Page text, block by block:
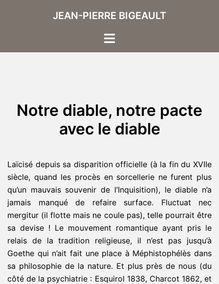
JEAN-PIERRE BIGEAULT
Ouvrir/fermer
Notre diable, notre pacte
avec le diable
Laïcisé depuis sa disparition officielle (à la fin du XVIIe
siècle, quand les procès en sorcellerie ne furent plus
qu’un mauvais souvenir de l’Inquisition), le diable n’a
jamais manqué de refaire surface. Fluctuat nec
mergitur (il flotte mais ne coule pas), telle pourrait être
sa devise ! Le mouvement romantique ayant pris le
relais de la tradition religieuse, il n’est pas jusqu’à
Goethe qui n’ait fait une place à Méphistophélès dans
sa philosophie de la nature. Et plus près de nous (du
côté de la psychiatrie : Esquirol 1838, Charcot 1862, et